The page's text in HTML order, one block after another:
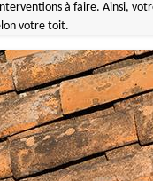
à faire. Ainsi,
votre toit.